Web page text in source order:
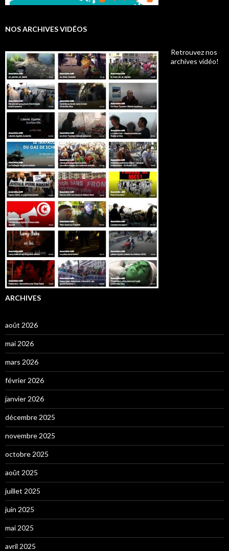
NOS ARCHIVES VIDÉOS
Retrouvez nos
archives vidéo!
ARCHIVES
août 2026
mai 2026
mars 2026
février 2026
janvier 2026
décembre 2025
novembre 2025
octobre 2025
août 2025
juillet 2025
juin 2025
mai 2025
avril 2025